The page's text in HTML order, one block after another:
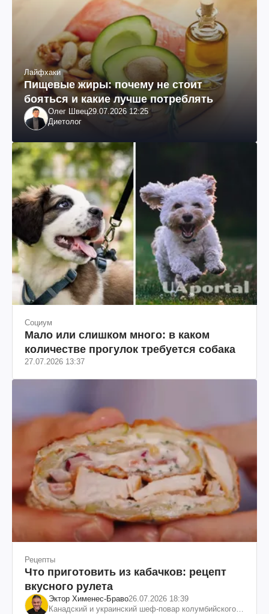
Лайфхаки
Пищевые жиры: почему не стоит
бояться и какие лучше потреблять
Олег Швец29.07.2026 12:25
Диетолог
Социум
Мало или слишком много: в каком
количестве прогулок требуется собака
27.07.2026 13:37
Рецепты
Что приготовить из кабачков: рецепт
вкусного рулета
Эктор Хименес-Браво26.07.2026 18:39
Канадский и украинский шеф-повар колумбийского